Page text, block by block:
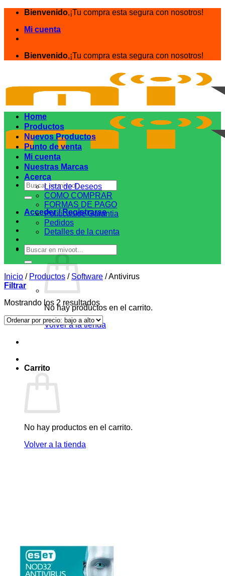
Saltar
contenido
Bienvenido,¡Tu compra esta segura con nosotros!
Mi cuenta
Bienvenido,¡Tu compra esta segura con nosotros!
Buscar
por:
Acceder / Registrarse
Q0.00
No hay productos en el carrito.
Volver a la tienda
Carrito
No hay productos en el carrito.
Volver a la tienda
Home
Productos
Nuevos Productos
Punto de venta
Mi cuenta
Nuestras Marcas
Acerca
Lista de Deseos
COMO COMPRAR
FORMAS DE PAGO
Políticas de Garantia
Pedidos
Detalles de la cuenta
Buscar
por:
Inicio / Productos / Software /Antivirus
Filtrar
Mostrando los 2 resultadosOrdenado
por
precio:
bajo